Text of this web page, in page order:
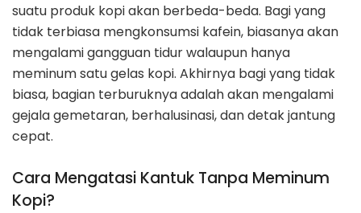
suatu produk kopi akan berbeda-beda. Bagi yang
tidak terbiasa mengkonsumsi kafein, biasanya akan
mengalami gangguan tidur walaupun hanya
meminum satu gelas kopi. Akhirnya bagi yang tidak
biasa, bagian terburuknya adalah akan mengalami
gejala gemetaran, berhalusinasi, dan detak jantung
cepat.
Cara Mengatasi Kantuk Tanpa Meminum
Kopi?